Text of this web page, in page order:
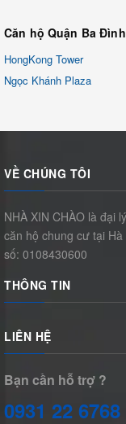
Căn hộ Quận Ba
HongKong Tower
Ngọc Khánh Plaza
VỀ CHÚNG TÔI
NHÀ XIN CHÀO là đại
căn hộ chung cư tại
số: 0108430600
THÔNG TIN
LIÊN HỆ
Bạn cần hỗ trợ ?
0931 22 6768